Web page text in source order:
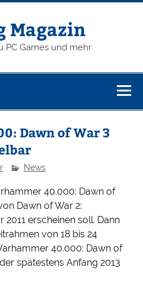
Magazin
PC Games und mehr
Dawn of War 3
News
40.000: Dawn of
Dawn of War 2:
2011 erscheinen soll. Dann
von 18 bis 24
40.000: Dawn of
spätestens Anfang 2013